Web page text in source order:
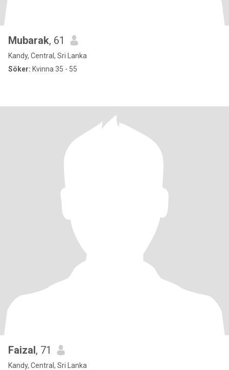
Mubarak, 61
Kandy, Central, Sri Lanka
Söker: Kvinna 35 - 55
Faizal, 71
Kandy, Central, Sri Lanka